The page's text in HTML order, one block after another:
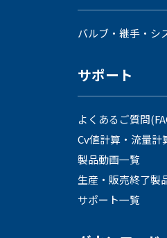
バルブ・継手・シ
サポート
よくあるご質問
Cv値計算・流量計
製品動画一覧
生産・販売終了製
サポート一覧